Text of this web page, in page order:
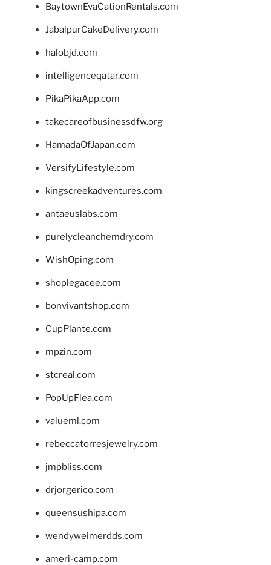
BaytownEvaCationRentals.com
JabalpurCakeDelivery.com
halobjd.com
intelligenceqatar.com
PikaPikaApp.com
takecareofbusinessdfw.org
HamadaOfJapan.com
VersifyLifestyle.com
kingscreekadventures.com
antaeuslabs.com
purelycleanchemdry.com
WishOping.com
shoplegacee.com
bonvivantshop.com
CupPlante.com
mpzin.com
stcreal.com
PopUpFlea.com
valueml.com
rebeccatorresjewelry.com
jmpbliss.com
drjorgerico.com
queensushipa.com
wendyweimerdds.com
ameri-camp.com